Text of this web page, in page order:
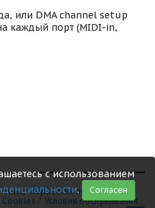
или DMA channel setup
каждый порт (MIDI-in,
обработки персональных
Сookies Условия обслуживания
с использованием
. Согласен